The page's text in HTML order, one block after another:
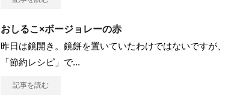
おしるこ×ボージョレーの赤
昨日は鏡開き。鏡餅を置いていたわけではないですが、
「節約レシピ」で...
記事を読む